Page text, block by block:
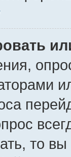
то